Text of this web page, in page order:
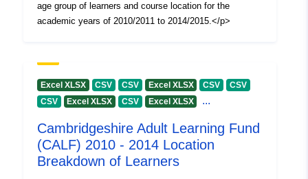
age group of learners and course location for the
academic years of 2010/2011 to 2014/2015.</p>
Excel XLSX CSV CSV Excel XLSX CSV
CSV
CSV
Excel XLSX CSV Excel XLSX ...
Cambridgeshire Adult Learning Fund
(CALF) 2010 - 2014 Location
Breakdown of Learners